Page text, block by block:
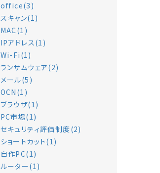
office(3)
スキャン(1)
MAC(1)
IPアドレス(1)
Wi-Fi(1)
ランサムウェア(2)
メール(5)
OCN(1)
ブラウザ(1)
PC市場(1)
セキュリティ評価制度(2)
ショートカット(1)
自作PC(1)
ルーター(1)